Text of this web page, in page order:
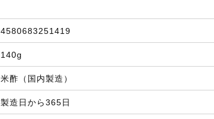
4580683251419
140g
米酢（国内製造）
製造日から365日